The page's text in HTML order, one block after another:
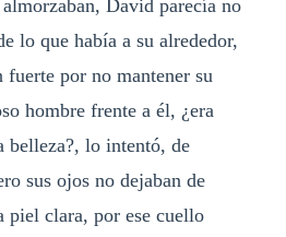
David parecía no
lo que había a su alrededor,
fuerte por no mantener su
hombre frente a él, ¿era
belleza?, lo intentó, de
sus ojos no dejaban de
piel clara, por ese cuello